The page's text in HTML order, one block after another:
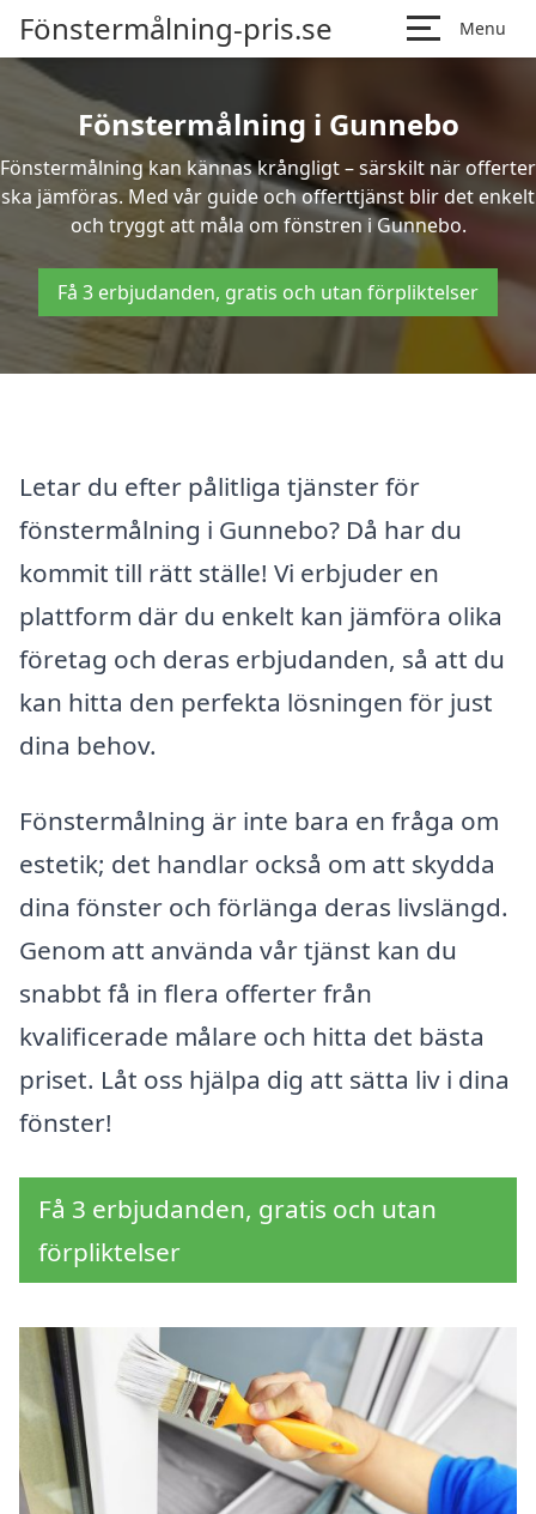
Fönstermålning-pris.se Menu
Fönstermålning i Gunnebo
Fönstermålning kan kännas krångligt – särskilt när offerter
ska jämföras. Med vår guide och offerttjänst blir det enkelt
och tryggt att måla om fönstren i Gunnebo.
Få 3 erbjudanden, gratis och utan förpliktelser
Letar du efter pålitliga tjänster för
fönstermålning i Gunnebo? Då har du
kommit till rätt ställe! Vi erbjuder en
plattform där du enkelt kan jämföra olika
företag och deras erbjudanden, så att du
kan hitta den perfekta lösningen för just
dina behov.
Fönstermålning är inte bara en fråga om
estetik; det handlar också om att skydda
dina fönster och förlänga deras livslängd.
Genom att använda vår tjänst kan du
snabbt få in flera offerter från
kvalificerade målare och hitta det bästa
priset. Låt oss hjälpa dig att sätta liv i dina
fönster!
Få 3 erbjudanden, gratis och utan
förpliktelser